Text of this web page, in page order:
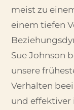
meist zu
einem tiefen
Sue Johnson
unsere
Verhalten
und effektiver